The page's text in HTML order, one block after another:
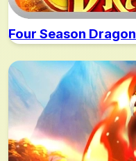
Four Season Dragon